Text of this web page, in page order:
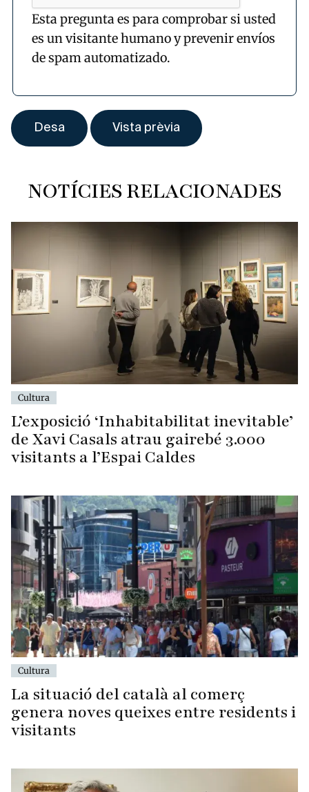
Esta pregunta es para comprobar si usted
es un visitante humano y prevenir envíos
de spam automatizado.
NOTÍCIES RELACIONADES
Cultura
L’exposició ‘Inhabitabilitat inevitable’
de Xavi Casals atrau gairebé 3.000
visitants a l’Espai Caldes
Cultura
La situació del català al comerç
genera noves queixes entre residents i
visitants